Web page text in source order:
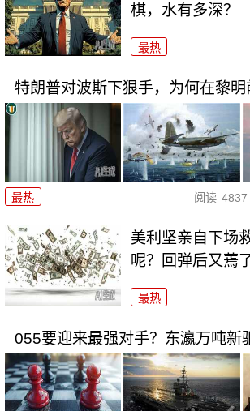
棋，水有多深？
最热
特朗普对波斯下狠手，为何在黎明
最热 阅读 4837
美利坚亲自下场
呢？回弹后又蔫
最热
055要迎来最强对手？东瀛万吨新